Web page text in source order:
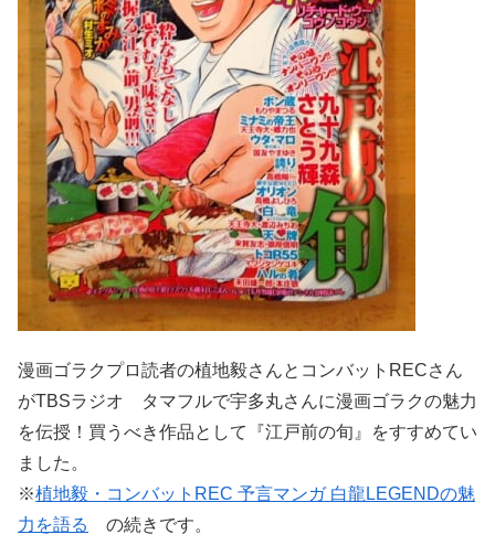
漫画ゴラクプロ読者の植地毅さんとコンバットRECさん
がTBSラジオ タマフルで宇多丸さんに漫画ゴラクの魅力
を伝授！買うべき作品として『江戸前の旬』をすすめてい
ました。
※植地毅・コンバットREC 予言マンガ 白龍LEGENDの魅
力を語る
の続きです。